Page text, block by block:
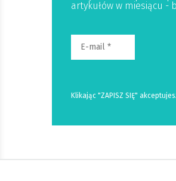
artykułów w miesiącu -
Klikając "ZAPISZ SIĘ"